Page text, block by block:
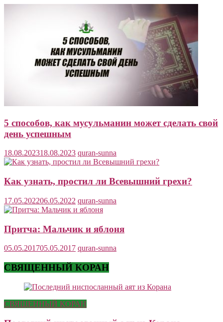
5 способов, как мусульманин может сделать свой
день успешным
18.08.202318.08.2023 quran-sunna
Как узнать, простил ли Всевышний грехи?
17.05.202206.05.2022 quran-sunna
Притча: Мальчик и яблоня
05.05.201705.05.2017 quran-sunna
СВЯЩЕННЫЙ КОРАН
СВЯЩЕННЫЙ КОРАН